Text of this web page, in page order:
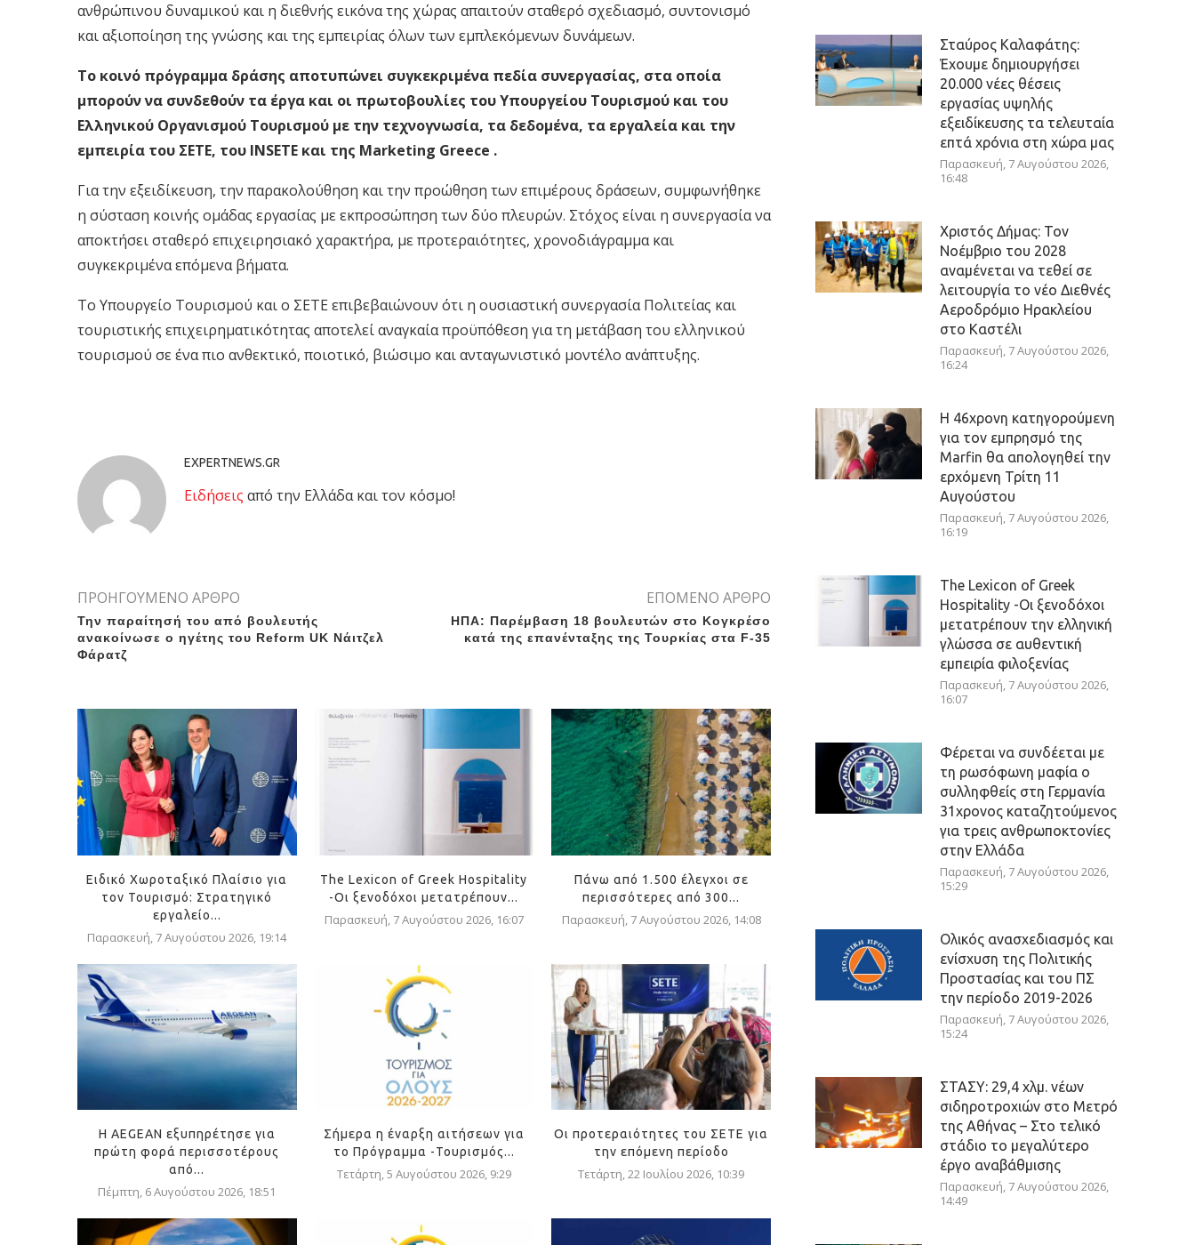
ανθρώπινου δυναμικού και η διεθνής εικόνα της χώρας απαιτούν σταθερό σχεδιασμό, συντονισμό
και αξιοποίηση της γνώσης και της εμπειρίας όλων των εμπλεκόμενων δυνάμεων.
Το κοινό πρόγραμμα δράσης αποτυπώνει συγκεκριμένα πεδία συνεργασίας, στα οποία
μπορούν να συνδεθούν τα έργα και οι πρωτοβουλίες του Υπουργείου Τουρισμού και του
Ελληνικού Οργανισμού Τουρισμού με την τεχνογνωσία, τα δεδομένα, τα εργαλεία και την
εμπειρία του ΣΕΤΕ, του INSETE και της Marketing Greece .
Για την εξειδίκευση, την παρακολούθηση και την προώθηση των επιμέρους δράσεων, συμφωνήθηκε
η σύσταση κοινής ομάδας εργασίας με εκπροσώπηση των δύο πλευρών. Στόχος είναι η συνεργασία να
αποκτήσει σταθερό επιχειρησιακό χαρακτήρα, με προτεραιότητες, χρονοδιάγραμμα και
συγκεκριμένα επόμενα βήματα.
Το Υπουργείο Τουρισμού και ο ΣΕΤΕ επιβεβαιώνουν ότι η ουσιαστική συνεργασία Πολιτείας και
τουριστικής επιχειρηματικότητας αποτελεί αναγκαία προϋπόθεση για τη μετάβαση του ελληνικού
τουρισμού σε ένα πιο ανθεκτικό, ποιοτικό, βιώσιμο και ανταγωνιστικό μοντέλο ανάπτυξης.
EXPERTNEWS.GR
Eιδήσεις από την Ελλάδα και τον κόσμο!
ΠΡΟΗΓΟΥΜΕΝΟ ΑΡΘΡΟ
Την παραίτησή του από βουλευτής
ανακοίνωσε ο ηγέτης του Reform UK Νάιτζελ
Φάρατζ
ΕΠΟΜΕΝΟ ΑΡΘΡΟ
ΗΠΑ: Παρέμβαση 18 βουλευτών στο Κογκρέσο
κατά της επανένταξης της Τουρκίας στα F-35
Ειδικό Χωροταξικό Πλαίσιο για
τον Τουρισμό: Στρατηγικό
εργαλείο...
Παρασκευή, 7 Αυγούστου 2026, 19:14
The Lexicon of Greek Hospitality
-Οι ξενοδόχοι μετατρέπουν...
Παρασκευή, 7 Αυγούστου 2026, 16:07
Πάνω από 1.500 έλεγχοι σε
περισσότερες από 300...
Παρασκευή, 7 Αυγούστου 2026, 14:08
Η AEGEAN εξυπηρέτησε για
πρώτη φορά περισσοτέρους
από...
Πέμπτη, 6 Αυγούστου 2026, 18:51
Σήμερα η έναρξη αιτήσεων για
το Πρόγραμμα -Τουρισμός...
Τετάρτη, 5 Αυγούστου 2026, 9:29
Οι προτεραιότητες του ΣΕΤΕ για
την επόμενη περίοδο
Τετάρτη, 22 Ιουλίου 2026, 10:39
Σταύρος Καλαφάτης:
Έχουμε δημιουργήσει
20.000 νέες θέσεις
εργασίας υψηλής
εξειδίκευσης τα τελευταία
επτά χρόνια στη χώρα μας
Παρασκευή, 7 Αυγούστου 2026,
16:48
Χριστός Δήμας: Τον
Νοέμβριο του 2028
αναμένεται να τεθεί σε
λειτουργία το νέο Διεθνές
Αεροδρόμιο Ηρακλείου
στο Καστέλι
Παρασκευή, 7 Αυγούστου 2026,
16:24
Η 46χρονη κατηγορούμενη
για τον εμπρησμό της
Marfin θα απολογηθεί την
ερχόμενη Τρίτη 11
Αυγούστου
Παρασκευή, 7 Αυγούστου 2026,
16:19
The Lexicon of Greek
Hospitality -Οι ξενοδόχοι
μετατρέπουν την ελληνική
γλώσσα σε αυθεντική
εμπειρία φιλοξενίας
Παρασκευή, 7 Αυγούστου 2026,
16:07
Φέρεται να συνδέεται με
τη ρωσόφωνη μαφία ο
συλληφθείς στη Γερμανία
31χρονος καταζητούμενος
για τρεις ανθρωποκτονίες
στην Ελλάδα
Παρασκευή, 7 Αυγούστου 2026,
15:29
Ολικός ανασχεδιασμός και
ενίσχυση της Πολιτικής
Προστασίας και του ΠΣ
την περίοδο 2019-2026
Παρασκευή, 7 Αυγούστου 2026,
15:24
ΣΤΑΣΥ: 29,4 χλμ. νέων
σιδηροτροχιών στο Μετρό
της Αθήνας – Στο τελικό
στάδιο το μεγαλύτερο
έργο αναβάθμισης
Παρασκευή, 7 Αυγούστου 2026,
14:49